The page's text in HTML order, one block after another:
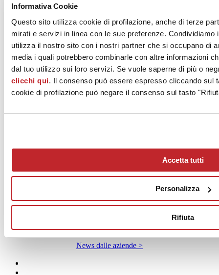
Informativa Cookie
Questo sito utilizza cookie di profilazione, anche di terze
mirati e servizi in linea con le sue preferenze.
utilizza il nostro sito con i nostri partner che si occupano di
media i quali potrebbero combinarle con altre informazioni
dal tuo utilizzo sui loro servizi. Se vuole saperne di più o
clicchi qui. Il consenso può essere espresso cliccando sul
cookie di profilazione può negare il consenso sul tasto
Accetta tutti
Personalizza
Rifiuta
News dalle aziende >